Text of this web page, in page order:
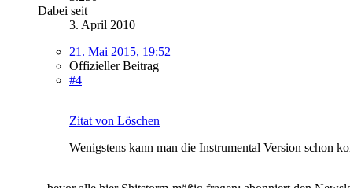
Dabei seit
3. April 2010
21. Mai 2015, 19:52
Offizieller Beitrag
#4
Zitat von Löschen
Wenigstens kann man die Instrumental Version schon